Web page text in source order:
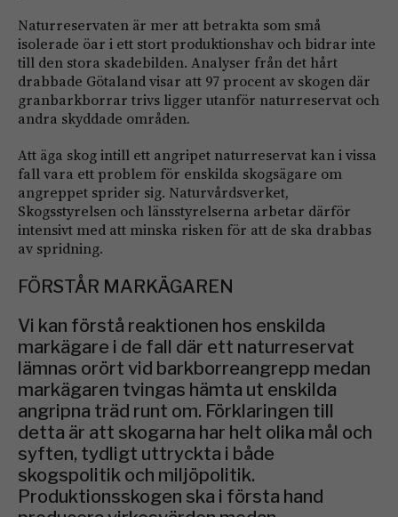
Naturreservaten är mer att betrakta som små
isolerade öar i ett stort produktionshav och bidrar inte
till den stora skadebilden. Analyser från det hårt
drabbade Götaland visar att 97 procent av skogen där
granbarkborrar trivs ligger utanför naturreservat och
andra skyddade områden.
Att äga skog intill ett angripet naturreservat kan i vissa
fall vara ett problem för enskilda skogsägare om
angreppet sprider sig. Naturvårdsverket,
Skogsstyrelsen och länsstyrelserna arbetar därför
intensivt med att minska risken för att de ska drabbas
av spridning.
FÖRSTÅR MARKÄGAREN
Vi kan förstå reaktionen hos enskilda
markägare i de fall där ett naturreservat
lämnas orört vid barkborreangrepp medan
markägaren tvingas hämta ut enskilda
angripna träd runt om. Förklaringen till
detta är att skogarna har helt olika mål och
syften, tydligt uttryckta i både
skogspolitik och miljöpolitik.
Produktionsskogen ska i första hand